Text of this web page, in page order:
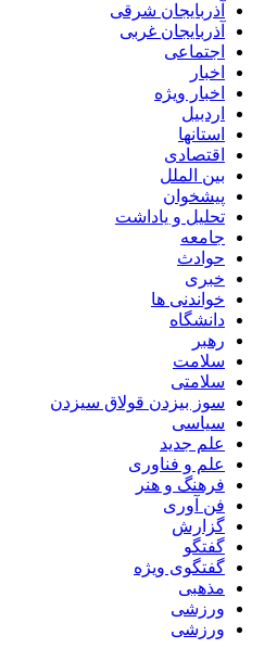
آذربایجان شرقی
آذربایجان غربی
اجتماعی
اخبار
اخبار ویژه
اردبیل
استانها
اقتصادی
بین الملل
پیشخوان
تحلیل و یاداشت
جامعه
حوادث
خبری
خواندنی ها
دانشگاه
رهبر
سلامت
سلامتی
سوز بیزدن قولاق سیزدن
سیاسی
علم جدید
علم و فناوری
فرهنگ و هنر
فن آوری
گزارش
گفتگو
گفتگوی ویژه
مذهبی
ورزشی
ورزشی